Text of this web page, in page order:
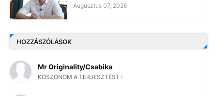
Augusztus 07, 2026
HOZZÁSZÓLÁSOK
Mr Originality/Csabika
KÖSZÖNÖM A TERJESZTÉST !